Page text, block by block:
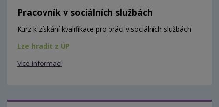
Pracovník v sociálních službách
Kurz k získání kvalifikace pro práci v sociálních službách
Lze hradit z ÚP
Více informací